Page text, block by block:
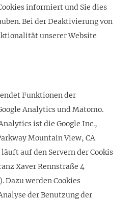
informiert und Sie dies
Bei der Deaktivierung von
unserer Website
Funktionen der
Analytics und Matomo.
ist die Google Inc.,
Mountain View, CA
auf den Servern der Cookis
Xaver Rennstraße 4
Dazu werden Cookies
der Benutzung der